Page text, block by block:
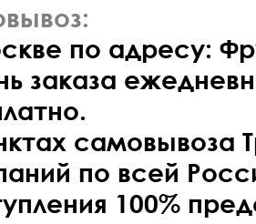
по адресу:
заказа
самовывоза
по всей
100%